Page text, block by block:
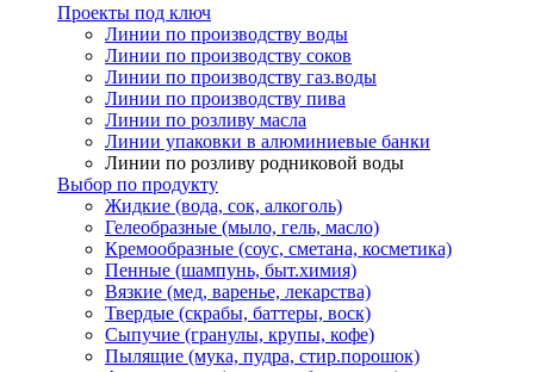
Проекты под ключ
Линии по производству воды
Линии по производству соков
Линии по производству газ.воды
Линии по производству пива
Линии по розливу масла
Линии упаковки в алюминиевые банки
Линии по розливу родниковой воды
Выбор по продукту
Жидкие (вода, сок, алкоголь)
Гелеобразные (мыло, гель, масло)
Кремообразные (соус, сметана, косметика)
Пенные (шампунь, быт.химия)
Вязкие (мед, варенье, лекарства)
Твердые (скрабы, баттеры, воск)
Сыпучие (гранулы, крупы, кофе)
Пылящие (мука, пудра, стир.порошок)